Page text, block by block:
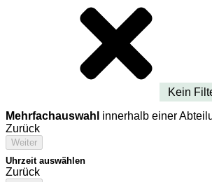
Mehrfachauswahl innerhalb einer
Zurück
Weiter
Uhrzeit auswählen
Zurück